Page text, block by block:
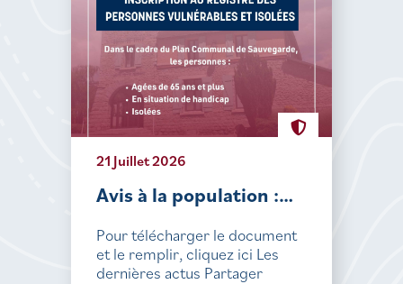
21 Juillet 2026
Avis à la population :…
Pour télécharger le document
et le remplir, cliquez ici Les
dernières actus Partager